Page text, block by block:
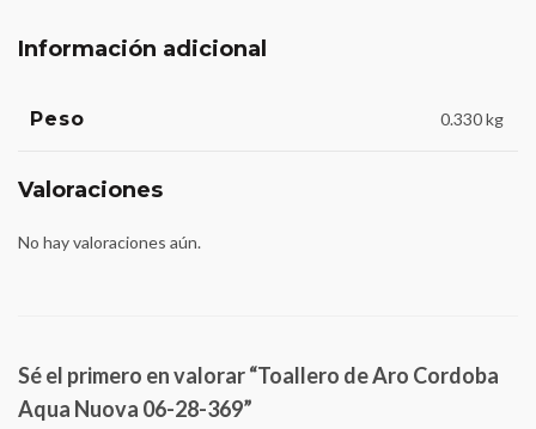
Información adicional
Peso 0.330 kg
Valoraciones
No hay valoraciones aún.
Sé el primero en valorar “Toallero de Aro Cordoba
Aqua Nuova 06-28-369”